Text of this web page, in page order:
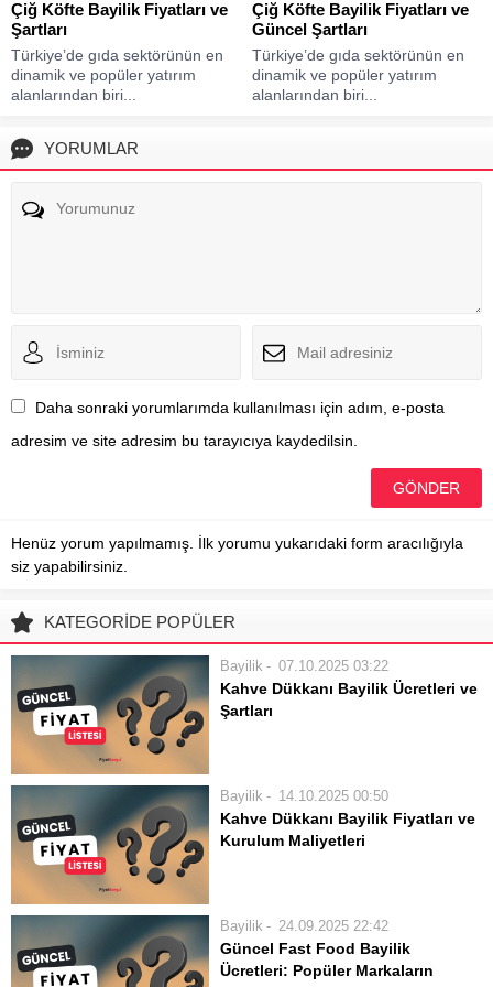
Çiğ Köfte Bayilik Fiyatları ve
Şartları
Türkiye’de gıda sektörünün en
dinamik ve popüler yatırım
alanlarından biri...
Çiğ Köfte Bayilik Fiyatları ve
Güncel Şartları
Türkiye’de gıda sektörünün en
dinamik ve popüler yatırım
alanlarından biri...
YORUMLAR
Daha sonraki yorumlarımda kullanılması için adım, e-posta
adresim ve site adresim bu tarayıcıya kaydedilsin.
Henüz yorum yapılmamış. İlk yorumu yukarıdaki form aracılığıyla
siz yapabilirsiniz.
KATEGORİDE POPÜLER
Bayilik 07.10.2025 03:22
Kahve Dükkanı Bayilik Ücretleri ve
Şartları
bilinirliği yüksek bir zincirin parçası
olmak, müşteri potansiyelini ve başarı
şansını artırır. Bu süreçte en...
Bayilik 14.10.2025 00:50
Kahve Dükkanı Bayilik Fiyatları ve
Kurulum Maliyetleri
sadık bir müşteri kitlesi oluşturmuş
kahve zincirlerinin bayiliğini almak, bu
süreci daha güvenli ve öngörülebilir...
Bayilik 24.09.2025 22:42
Güncel Fast Food Bayilik
Ücretleri: Popüler Markaların